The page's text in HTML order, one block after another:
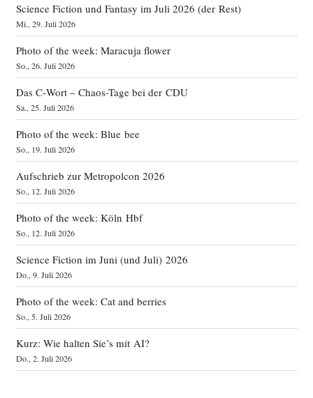
Science Fiction und Fantasy im Juli 2026 (der Rest)
Mi., 29. Juli 2026
Photo of the week: Maracuja flower
So., 26. Juli 2026
Das C‑Wort – Chaos-Tage bei der CDU
Sa., 25. Juli 2026
Photo of the week: Blue bee
So., 19. Juli 2026
Aufschrieb zur Metropolcon 2026
So., 12. Juli 2026
Photo of the week: Köln Hbf
So., 12. Juli 2026
Science Fiction im Juni (und Juli) 2026
Do., 9. Juli 2026
Photo of the week: Cat and berries
So., 5. Juli 2026
Kurz: Wie halten Sie’s mit AI?
Do., 2. Juli 2026